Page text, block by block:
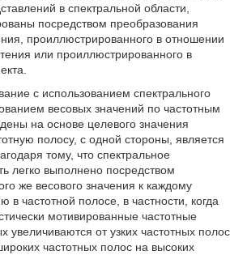
в спектральной области,
посредством преобразования
проиллюстрированного в отношении
или проиллюстрированного в
с использованием спектрального
весовых значений по частотным
на основе целевого значения
полосу, с одной стороны, является
тому, что спектральное
легко выполнено посредством
же весового значения к каждому
в частотной полосе, в частности, когда
мотивированные частотные
увеличиваются от узких частотных полос
частотных полос на высоких